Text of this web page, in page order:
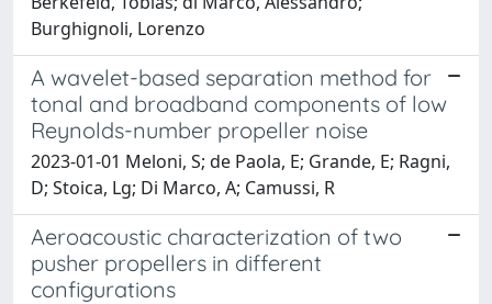
Burghignoli, Lorenzo
A wavelet-based separation method for
tonal and broadband components of low
Reynolds-number propeller noise
2023-01-01 Meloni, S; de Paola, E; Grande, E; Ragni,
D; Stoica, Lg; Di Marco, A; Camussi, R
Aeroacoustic characterization of two
pusher propellers in different
configurations